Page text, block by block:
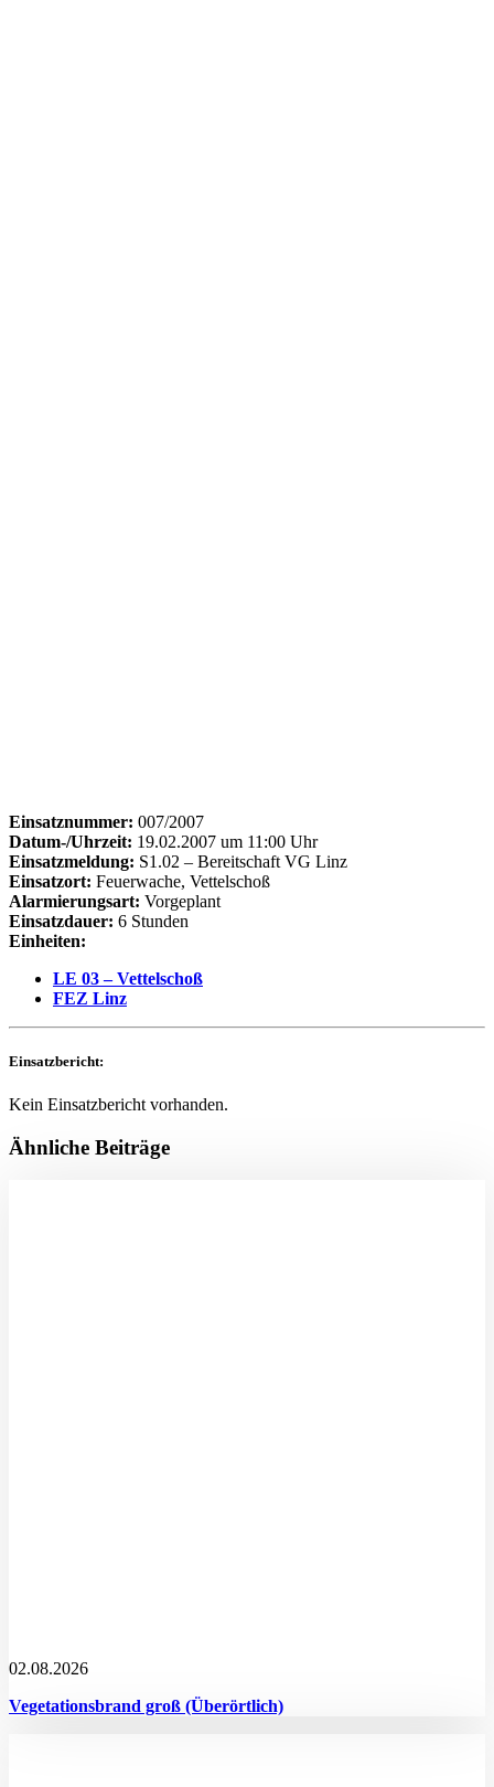
Einsatznummer: 007/2007
Datum-/Uhrzeit: 19.02.2007 um 11:00 Uhr
Einsatzmeldung: S1.02 – Bereitschaft VG Linz
Einsatzort: Feuerwache, Vettelschoß
Alarmierungsart: Vorgeplant
Einsatzdauer: 6 Stunden
Einheiten:
LE 03 – Vettelschoß
FEZ Linz
Einsatzbericht:
Kein Einsatzbericht vorhanden.
Ähnliche Beiträge
02.08.2026
Vegetationsbrand groß (Überörtlich)